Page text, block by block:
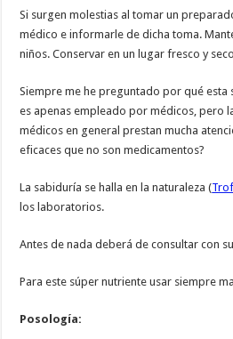
Si surgen molestias al tomar un
médico e informarle de dicha toma.
niños. Conservar en un lugar fresco y
Siempre me he preguntado por qué esta
es apenas empleado por médicos, pero
médicos en general prestan mucha
eficaces que no son medicamentos?
La sabiduría se halla en la naturaleza (
los laboratorios.
Antes de nada deberá de consultar con
Para este súper nutriente usar siempre
Posología: